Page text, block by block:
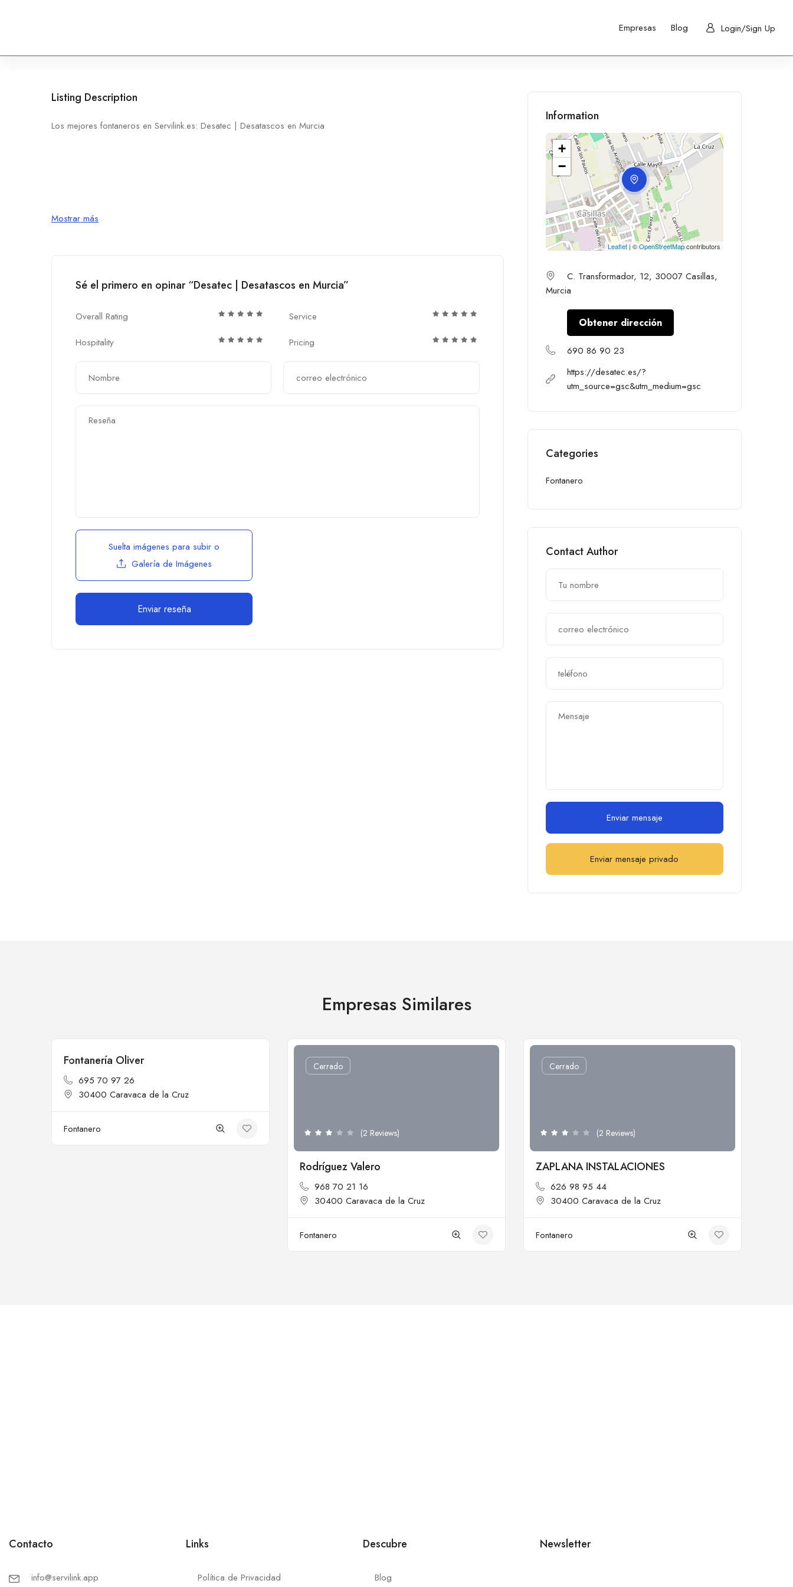
Empresas Blog Login/Sign Up
Enviar reseña
Listing Description
Los mejores fontaneros en Servilink.es: Desatec | Desatascos en Murcia
Mostrar más
Sé el primero en opinar “Desatec | Desatascos en Murcia”
Overall Rating
Service
Hospitality
Pricing
Suelta imágenes para subir o
Galería de Imágenes
Information
+
−
Leaflet| ©OpenStreetMapcontributors
C. Transformador, 12, 30007 Casillas,
Murcia
Obtener dirección
690 86 90 23
https://desatec.es/?
utm_source=gsc&utm_medium=gsc
Categories
Fontanero
Contact Author
Enviar mensaje
Enviar mensaje privado
Empresas Similares
Cerrado
Fontanería Oliver
695 70 97 26
30400 Caravaca de la Cruz
Fontanero
Cerrado
(2 Reviews)
Rodríguez Valero
968 70 21 16
30400 Caravaca de la Cruz
Fontanero
Cerrado
(2 Reviews)
ZAPLANA INSTALACIONES
626 98 95 44
30400 Caravaca de la Cruz
Fontanero
Contacto
info@servilink.app
Links
Política de Privacidad
Descubre
Blog
Newsletter